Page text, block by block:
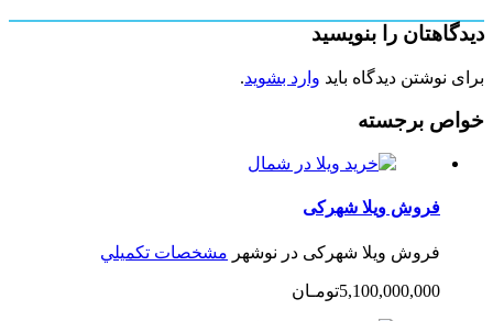
دیدگاهتان را بنویسید
برای نوشتن دیدگاه باید وارد بشوید.
خواص برجسته
فروش ویلا شهرکی
فروش ویلا شهرکی در نوشهر مشخصات تكميلي
5,100,000,000تومـان